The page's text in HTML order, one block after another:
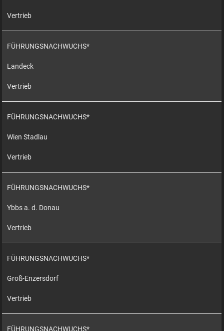
Vertrieb
FÜHRUNGSNACHWUCHS*
Landeck
Vertrieb
FÜHRUNGSNACHWUCHS*
Wien Stadlau
Vertrieb
FÜHRUNGSNACHWUCHS*
Ybbs a. d. Donau
Vertrieb
FÜHRUNGSNACHWUCHS*
Groß-Enzersdorf
Vertrieb
FÜHRUNGSNACHWUCHS*